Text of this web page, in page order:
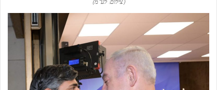
(צילום: לע”מ)